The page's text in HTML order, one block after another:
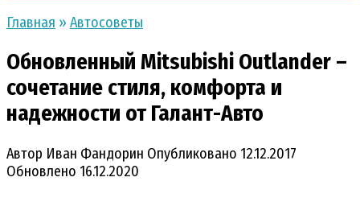
Главная » Автосоветы
Обновленный Mitsubishi Outlander –
сочетание стиля, комфорта и
надежности от Галант-Авто
Автор Иван Фандорин Опубликовано 12.12.2017
Обновлено 16.12.2020